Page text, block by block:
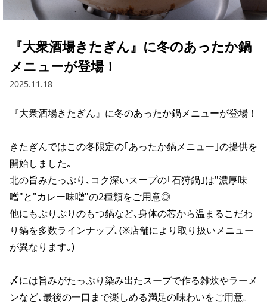
『大衆酒場きたぎん』に冬のあったか鍋
メニューが登場！
2025.11.18
『大衆酒場きたぎん』に冬のあったか鍋メニューが登場！
きたぎんではこの冬限定の｢あったか鍋メニュー｣の提供を
開始しました｡
北の旨みたっぷり､コク深いスープの｢石狩鍋｣は"濃厚味
噌"と"カレー味噌"の2種類をご用意◎
他にもぷりぷりのもつ鍋など､身体の芯から温まるこだわ
り鍋を多数ラインナップ｡(※店舗により取り扱いメニュー
が異なります｡)
〆には旨みがたっぷり染み出たスープで作る雑炊やラーメ
ンなど､最後の一口まで楽しめる満足の味わいをご用意｡